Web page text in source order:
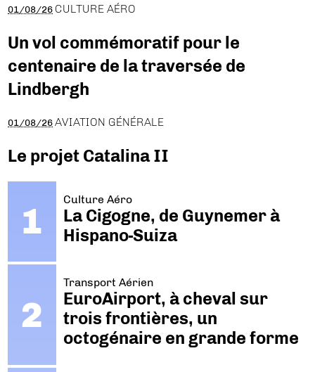
01/08/26 CULTURE AÉRO
Un vol commémoratif pour le
centenaire de la traversée de
Lindbergh
01/08/26 AVIATION GÉNÉRALE
Le projet Catalina II
Culture Aéro
La Cigogne, de Guynemer à
Hispano-Suiza
Transport Aérien
EuroAirport, à cheval sur
trois frontières, un
octogénaire en grande forme